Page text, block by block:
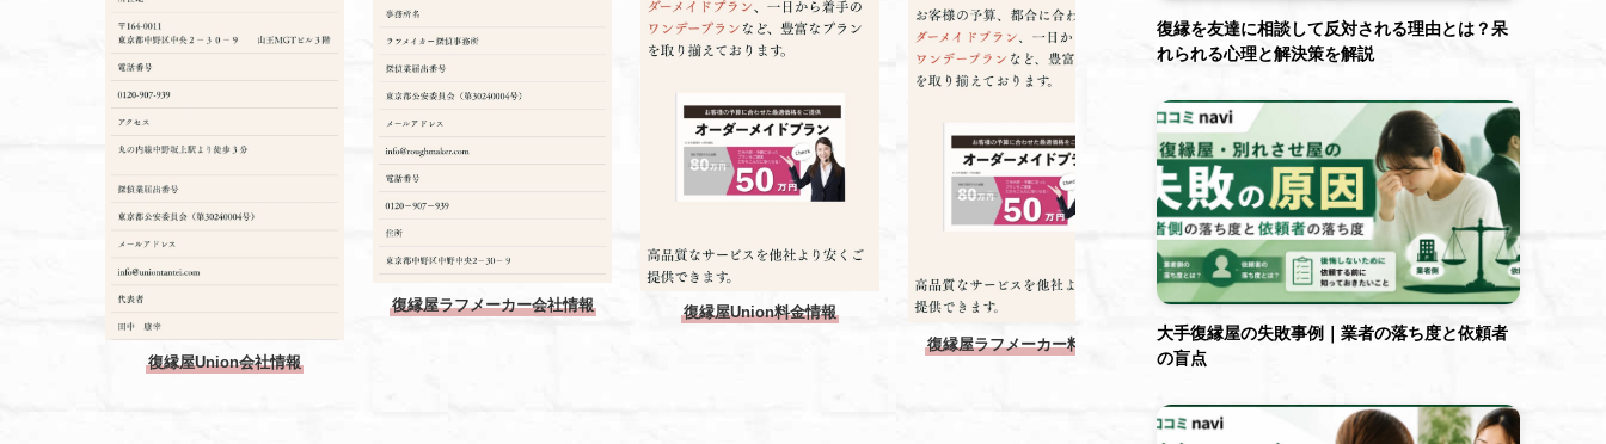
復縁屋Union会社情報
復縁屋ラフメーカー会社情報
復縁屋Union料金情報
復縁屋ラフメーカー料金画像
復縁を友達に相談して反対される理由とは？呆
れられる心理と解決策を解説
大手復縁屋の失敗事例｜業者の落ち度と依頼者
の盲点